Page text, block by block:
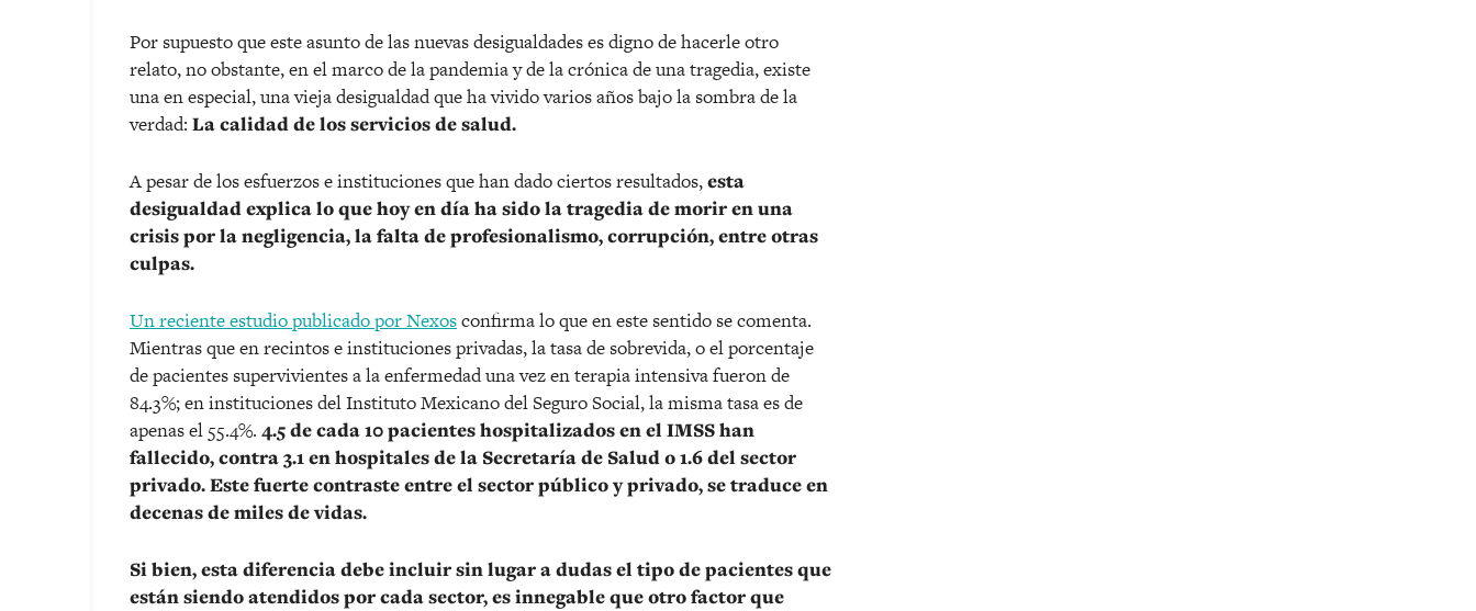
Por supuesto que este asunto de las nuevas desigualdades es digno de hacerle otro
relato, no obstante, en el marco de la pandemia y de la crónica de una tragedia, existe
una en especial, una vieja desigualdad que ha vivido varios años bajo la sombra de la
verdad: La calidad de los servicios de salud.
A pesar de los esfuerzos e instituciones que han dado ciertos resultados,esta
desigualdad explica lo que hoy en día ha sido la tragedia de morir en una
crisis por la negligencia, la falta de profesionalismo, corrupción, entre otras
culpas.
Un reciente estudio publicado por Nexosconfirma lo que en este sentido se comenta.
Mientras que en recintos e instituciones privadas, la tasa de sobrevida, o el porcentaje
de pacientes supervivientes a la enfermedad una vez en terapia intensiva fueron de
84.3%; en instituciones del Instituto Mexicano del Seguro Social, la misma tasa es de
apenas el 55.4%. 4.5 de cada 10 pacientes hospitalizados en el IMSS han
fallecido, contra 3.1 en hospitales de la Secretaría de Salud o 1.6 del sector
privado. Este fuerte contraste entre el sector público y privado, se traduce en
decenas de miles de vidas.
Si bien, esta diferencia debe incluir sin lugar a dudas el tipo de pacientes que
están siendo atendidos por cada sector, es innegable que otro factor que